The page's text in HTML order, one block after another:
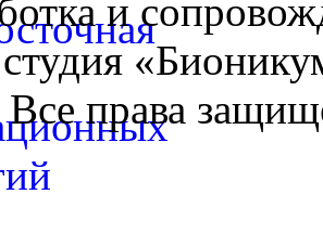
и
права